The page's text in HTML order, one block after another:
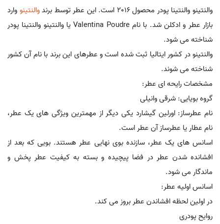
والنتینو والنتینا پودر محصول 2016 است. این عطر توسط برند والنتینو وارد
بازار عطر و ادکلن شد. با نام Valentina Poudre یا والنتینو والنتینا پودر
شناخته می شود.
والنتینو در کشور ایتالیا ثبت شده است و عطرهای این برند با نام آن کشور
شناخته می شوند.
مشخصات رایحه ای عطر:
گروه بویایی: شرقی وانیلی
نام عطرساز: اورلین گیشارد یکی دیگر از مهمترین ویژگی های یک عطر،
نام عطار یا عطرساز آن عطر است.
اسانس های یک عطر، سازنده بوی نهایی عطر هستند. بویی که بعد از
افشانده شدن عطر در فضا پیچیده و بسته به کیفیت عطر پخش و
ماندگار می شود.
اسانس اولیه عطر:
در اولین لحظه افشاندن عطر بروز می کند.
روایح پودری